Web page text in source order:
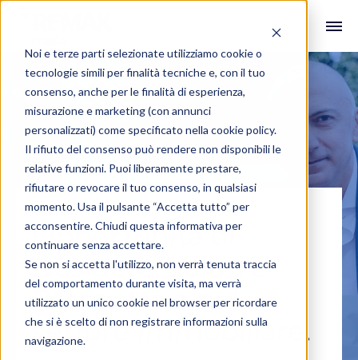
Noi e terze parti selezionate utilizziamo cookie o
tecnologie simili per finalità tecniche e, con il tuo
consenso, anche per le finalità di esperienza,
misurazione e marketing (con annunci
personalizzati) come specificato nella cookie policy.
Il rifiuto del consenso può rendere non disponibili le
relative funzioni. Puoi liberamente prestare,
rifiutare o revocare il tuo consenso, in qualsiasi
momento. Usa il pulsante “Accetta tutto” per
acconsentire. Chiudi questa informativa per
continuare senza accettare.
Se non si accetta l'utilizzo, non verrà tenuta traccia
del comportamento durante visita, ma verrà
utilizzato un unico cookie nel browser per ricordare
che si è scelto di non registrare informazioni sulla
navigazione.
Opportunità di
Business, Valori e
Prospettive nel
settore Immobiliare.